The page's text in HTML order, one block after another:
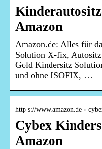
Amazon
Amazon.de: Alles für
Solution X-fix,
Gold Kindersitz
und ohne ISOFIX, …
http s://www.amazon.de ›
Cybex
Amazon